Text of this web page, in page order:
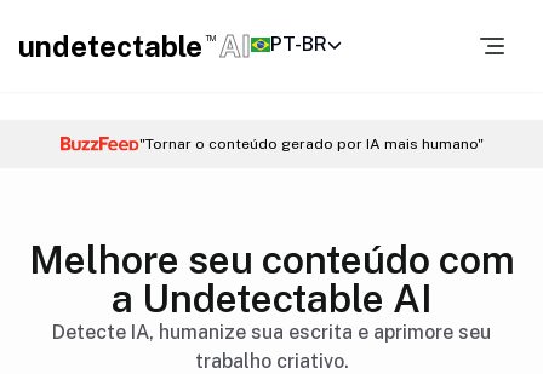
undetectable TM AI PT-BR
"Tornar o conteúdo gerado por IA mais humano"
Melhore seu conteúdo com
a Undetectable AI
Detecte IA, humanize sua escrita e aprimore seu
trabalho criativo.